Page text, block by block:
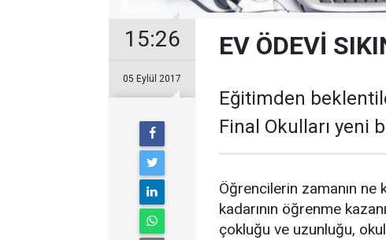
15:26
05 Eylül 2017
EV ÖDEVİ
Eğitimden
Final Okulları yeni
Öğrencilerin zamanın ne
kadarının öğrenme
çokluğu ve uzunluğu,